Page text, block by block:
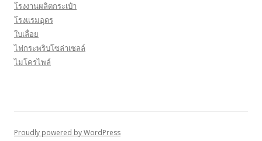
โรงงานผลิตกระเป๋า
โรงแรมอุดร
ใบเลื่อย
ไฟกระพริบโซล่าเซลล์
ไมโครไพล์
Proudly powered by WordPress